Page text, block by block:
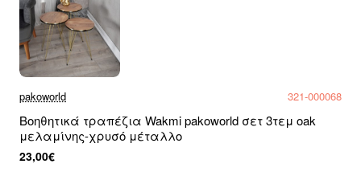
pakoworld 321-000068
Βοηθητικά τραπέζια Wakmi pakoworld σετ 3τεμ oak
μελαμίνης-χρυσό μέταλλο
23,00€